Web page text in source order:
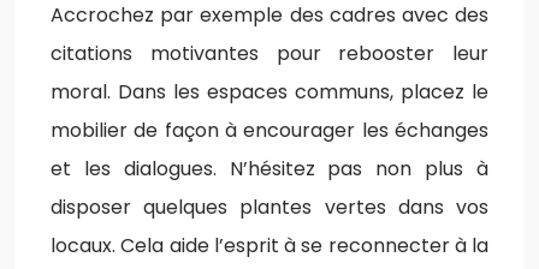
Accrochez par exemple des cadres avec des
citations motivantes pour rebooster leur
moral. Dans les espaces communs, placez le
mobilier de façon à encourager les échanges
et les dialogues. N’hésitez pas non plus à
disposer quelques plantes vertes dans vos
locaux. Cela aide l’esprit à se reconnecter à la